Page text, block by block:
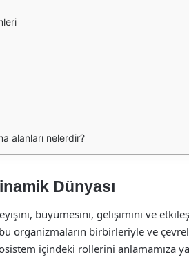
alanları nelerdir?
Dünyası
büyümesini, gelişimini ve
bu organizmaların birbirleriyle ve
içindeki rollerini anlamamıza